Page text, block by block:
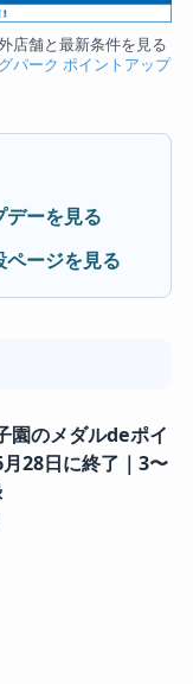
店舗と最新条件を見る
パーク ポイントアップ
デーを見る
ージを見る
園のメダルdeポイ
28日に終了｜3〜